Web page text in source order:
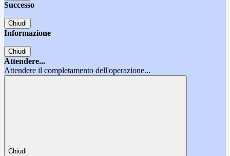
Successo
Chiudi
Informazione
Chiudi
Attendere...
Attendere il completamento dell'operazione...
Chiudi